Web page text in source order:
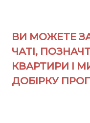
ВИ МОЖЕТЕ
ЧАТІ,
КВАРТИРИ І
ДОБІРКУ